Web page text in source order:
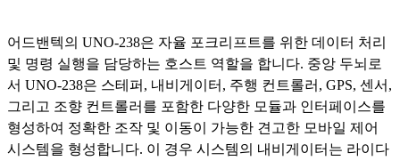
어드밴텍의 UNO-238은 자율 포크리프트를 위한 데이터 처리
및 명령 실행을 담당하는 호스트 역할을 합니다. 중앙 두뇌로
서 UNO-238은 스테퍼, 내비게이터, 주행 컨트롤러, GPS, 센서,
그리고 조향 컨트롤러를 포함한 다양한 모듈과 인터페이스를
형성하여 정확한 조작 및 이동이 가능한 견고한 모바일 제어
시스템을 형성합니다. 이 경우 시스템의 내비게이터는 라이다